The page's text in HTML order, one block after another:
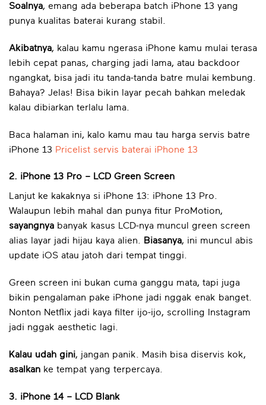
Soalnya, emang ada beberapa batch iPhone 13 yang
punya kualitas baterai kurang stabil.
Akibatnya, kalau kamu ngerasa iPhone kamu mulai terasa
lebih cepat panas, charging jadi lama, atau backdoor
ngangkat, bisa jadi itu tanda-tanda batre mulai kembung.
Bahaya? Jelas! Bisa bikin layar pecah bahkan meledak
kalau dibiarkan terlalu lama.
Baca halaman ini, kalo kamu mau tau harga servis batre
iPhone 13 Pricelist servis baterai iPhone 13
2. iPhone 13 Pro – LCD Green Screen
Lanjut ke kakaknya si iPhone 13: iPhone 13 Pro.
Walaupun lebih mahal dan punya fitur ProMotion,
sayangnya banyak kasus LCD-nya muncul green screen
alias layar jadi hijau kaya alien. Biasanya, ini muncul abis
update iOS atau jatoh dari tempat tinggi.
Green screen ini bukan cuma ganggu mata, tapi juga
bikin pengalaman pake iPhone jadi nggak enak banget.
Nonton Netflix jadi kaya filter ijo-ijo, scrolling Instagram
jadi nggak aesthetic lagi.
Kalau udah gini, jangan panik. Masih bisa diservis kok,
asalkan ke tempat yang terpercaya.
3. iPhone 14 – LCD Blank